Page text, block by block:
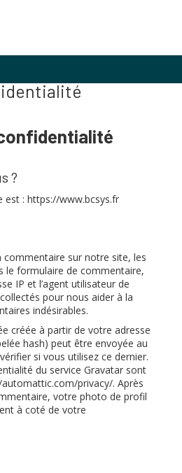
?
est : https://www.bcsys.fr
commentaire sur notre site, les
le formulaire de commentaire,
IP et l’agent utilisateur de
pour nous aider à la
indésirables.
créée à partir de votre adresse
hash) peut être envoyée au
si vous utilisez ce dernier.
du service Gravatar sont
privacy/. Après
votre photo de profil
à coté de votre